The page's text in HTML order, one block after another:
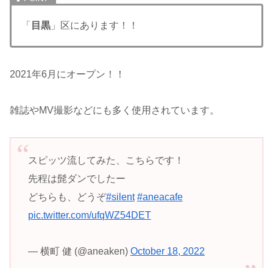
「 目黒 」区にあります！！
2021年6月にオープン！！
雑誌やMV撮影などにも多く使用されています。
スピッツ流してみた、こちらです！
先程は髭ダンでしたー
どちらも、どうぞ#silent #aneacafe
pic.twitter.com/ufqWZ54DET
— 横町 健 (@aneaken) October 18, 2022